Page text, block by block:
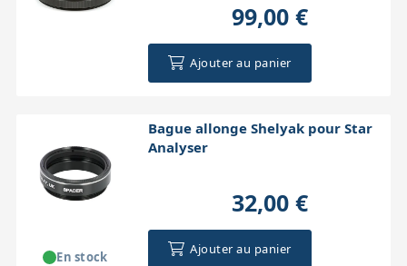
99,00 €
Ajouter au panier
Bague allonge Shelyak pour Star
Analyser
32,00 €
Ajouter au panier
En stock